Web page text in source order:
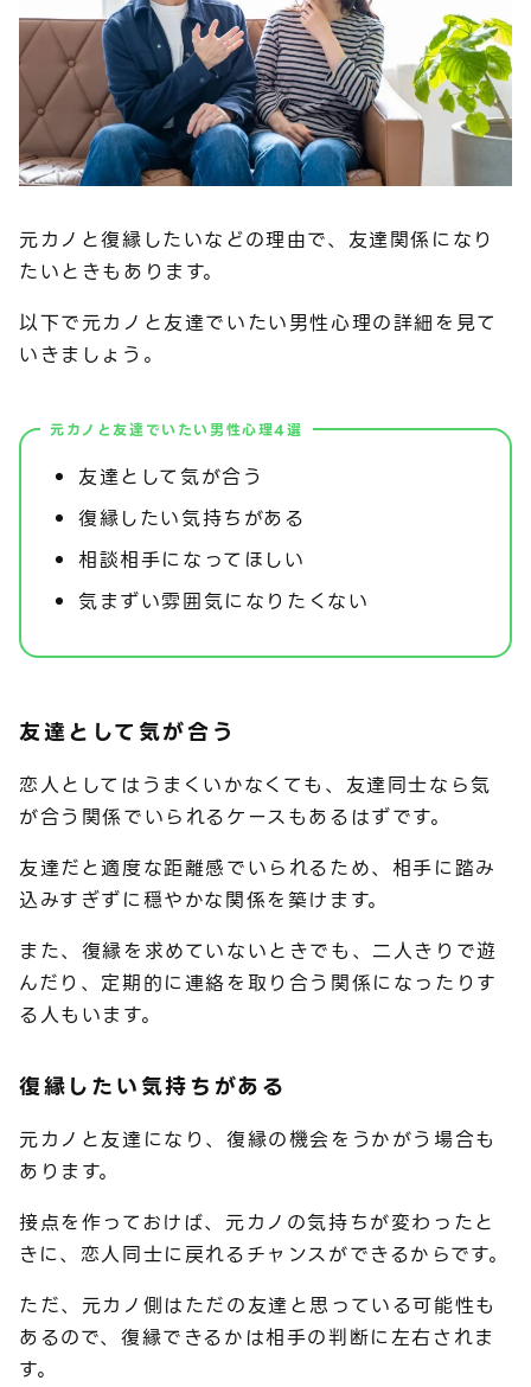
元カノと復縁したいなどの理由で、友達関係になり
たいときもあります。
以下で元カノと友達でいたい男性心理の詳細を見て
いきましょう。
元カノと友達でいたい男性心理4選
友達として気が合う
復縁したい気持ちがある
相談相手になってほしい
気まずい雰囲気になりたくない
友達として気が合う
恋人としてはうまくいかなくても、友達同士なら気
が合う関係でいられるケースもあるはずです。
友達だと適度な距離感でいられるため、相手に踏み
込みすぎずに穏やかな関係を築けます。
また、復縁を求めていないときでも、二人きりで遊
んだり、定期的に連絡を取り合う関係になったりす
る人もいます。
復縁したい気持ちがある
元カノと友達になり、復縁の機会をうかがう場合も
あります。
接点を作っておけば、元カノの気持ちが変わったと
きに、恋人同士に戻れるチャンスができるからです。
ただ、元カノ側はただの友達と思っている可能性も
あるので、復縁できるかは相手の判断に左右されま
す。